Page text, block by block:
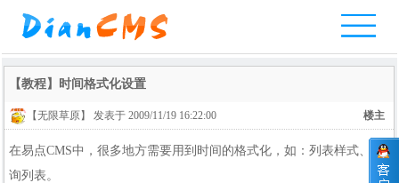
站
首
页
品
中
心
站
模
板
例
教
程
务
报
价
站
案
例
试
系
统
动
交
流
【教程】时间格式化设置
【无限草原】 发表于 2009/11/19 16:22:00 楼主
在易点CMS中，很多地方需要用到时间的格式化，如：列表样式、查
询列表。